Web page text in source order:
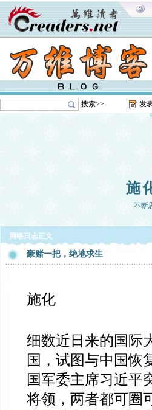
搜索>> 发
施
不断
网络日志正文
豪赌一把，绝地求生
施化
细数近日来的国际
国，试图与中国恢
国军委主席习近平
将领，两者都可圈